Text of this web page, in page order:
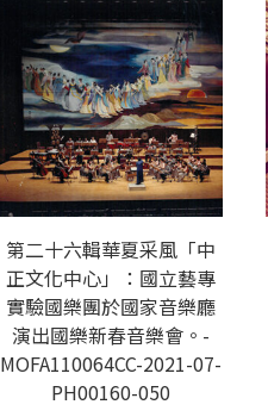
第二十六輯華夏采風「中
正文化中心」：國立藝專
實驗國樂團於國家音樂廳
演出國樂新春音樂會。-
MOFA110064CC-2021-07-
PH00160-050